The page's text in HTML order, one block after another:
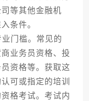
等其他金融机
条件。
门槛。常见的
业务员资格、投
资格等。获取这
可或指定的培训
格考试。考试内